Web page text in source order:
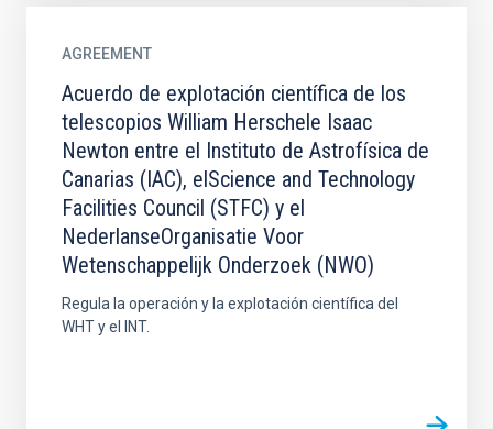
AGREEMENT
Acuerdo de explotación científica de los
telescopios William Herschele Isaac
Newton entre el Instituto de Astrofísica de
Canarias (IAC), elScience and Technology
Facilities Council (STFC) y el
NederlanseOrganisatie Voor
Wetenschappelijk Onderzoek (NWO)
Regula la operación y la explotación científica del
WHT y el INT.